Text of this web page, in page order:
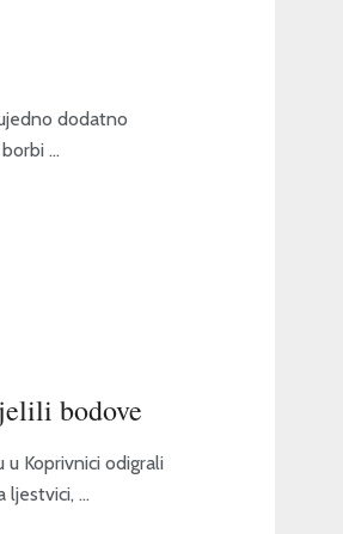
dodatno
...
bodove
Koprivnici odigrali
...